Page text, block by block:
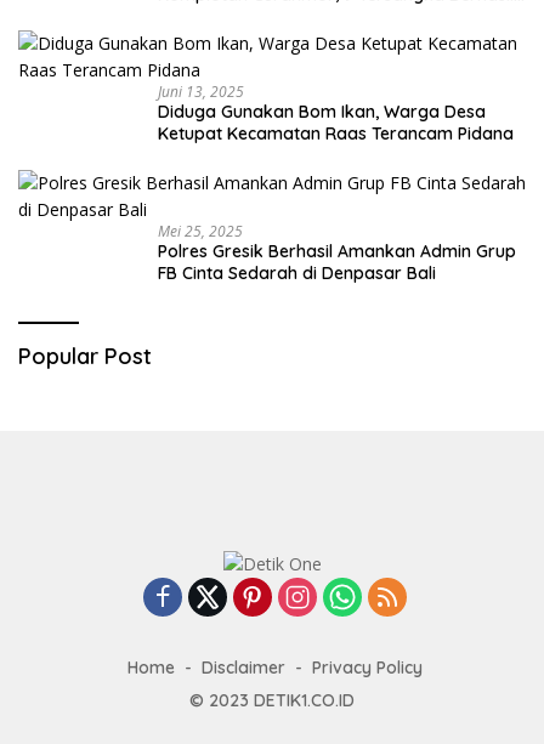
Juni 13, 2025
Diduga Gunakan Bom Ikan, Warga Desa
Ketupat Kecamatan Raas Terancam Pidana
Mei 25, 2025
Polres Gresik Berhasil Amankan Admin Grup
FB Cinta Sedarah di Denpasar Bali
Popular Post
Home Disclaimer
Privacy Policy
© 2023 DETIK1.CO.ID